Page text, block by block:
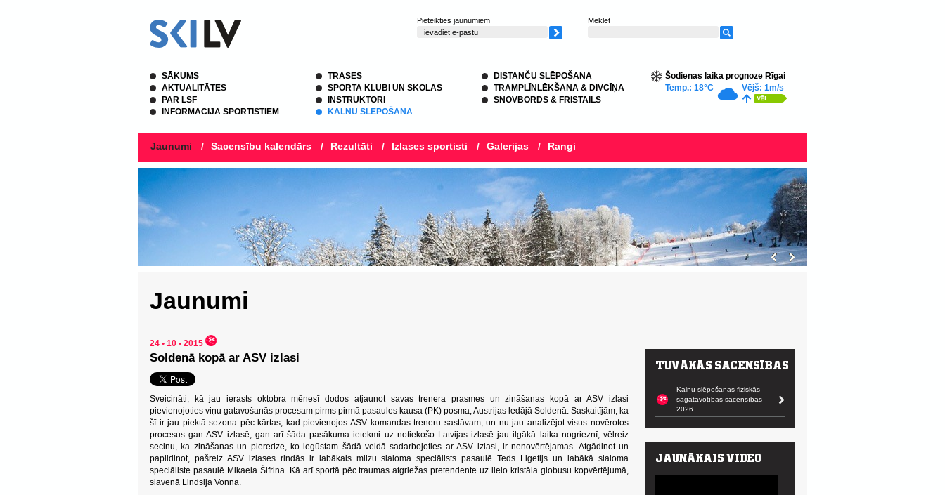
Pieteikties jaunumiem Meklēt
SĀKUMS
AKTUALITĀTES
PAR LSF
INFORMĀCIJA SPORTISTIEM
TRASES
SPORTA KLUBI UN SKOLAS
INSTRUKTORI
KALNU SLĒPOŠANA
DISTANČU SLĒPOŠANA
TRAMPLĪNLĒKŠANA & DIVCĪŅA
SNOVBORDS & FRĪSTAILS
Šodienas laika prognoze Rīgai
Temp.: 18°C
Vējš: 1m/s
Jaunumi / Sacensību kalendārs / Rezultāti / Izlases sportisti / Galerijas / Rangi
Jaunumi
24 • 10 • 2015
Soldenā kopā ar ASV izlasi
Sveicināti, kā jau ierasts oktobra mēnesī dodos atjaunot savas trenera prasmes un zināšanas kopā ar ASV izlasi
pievienojoties viņu gatavošanās procesam pirms pirmā pasaules kausa (PK) posma, Austrijas ledājā Soldenā. Saskaitījām, ka
šī ir jau piektā sezona pēc kārtas, kad pievienojos ASV komandas treneru sastāvam, un nu jau analizējot visus novērotos
procesus gan ASV izlasē, gan arī šāda pasākuma ietekmi uz notiekošo Latvijas izlasē jau ilgākā laika nogrieznī, vēlreiz
secinu, ka zināšanas un pieredze, ko iegūstam šādā veidā sadarbojoties ar ASV izlasi, ir nenovērtējamas. Atgādinot un
papildinot, pašreiz ASV izlases rindās ir labākais milzu slaloma speciālists pasaulē Teds Ligetijs un labākā slaloma
speciāliste pasaulē Mikaela Šifrina. Kā arī sportā pēc traumas atgriežas pretendente uz lielo kristāla globusu kopvērtējumā,
slavenā Lindsija Vonna.
Kalnu slēpošanas fiziskās
sagatavotības sacensības
2026